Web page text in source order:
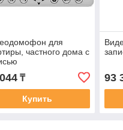
для
частного дома с
₸
Купить
93